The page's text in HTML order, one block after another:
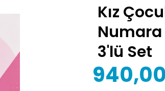
Kız
Numara
3'lü Set
940,00